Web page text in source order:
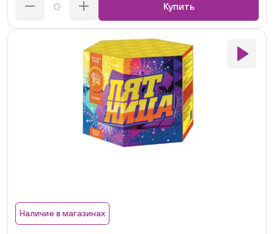
Купить
Наличие в магазинах